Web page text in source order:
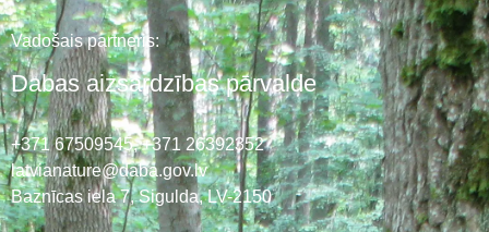
Vadošais partneris:
Dabas aizsardzības pārvalde
+371 67509545,+371 26392352
latvianature@daba.gov.lv
Baznīcas iela 7, Sigulda, LV-2150